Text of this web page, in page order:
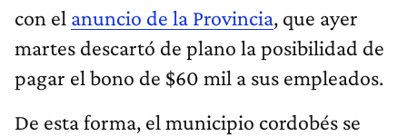
con el anuncio de la Provincia, que ayer
martes descartó de plano la posibilidad de
pagar el bono de $60 mil a sus empleados.
De esta forma, el municipio cordobés se